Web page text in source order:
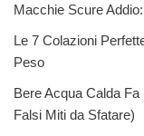
Macchie Scure
Le 7 Colazioni
Peso
Bere Acqua Calda
Falsi Miti da Sfatare)